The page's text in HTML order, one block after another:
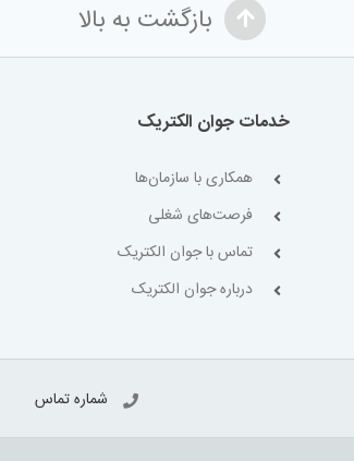
بازگشت به بالا
خدمات جوان الکتریک
همکاری با سازمان‌ها
فرصت‌های شغلی
تماس با جوان الکتریک
درباره جوان الکتریک
شماره تماس